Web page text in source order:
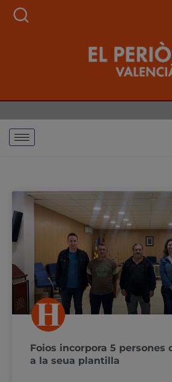
Foios incorpora 5 persones
a la seua plantilla